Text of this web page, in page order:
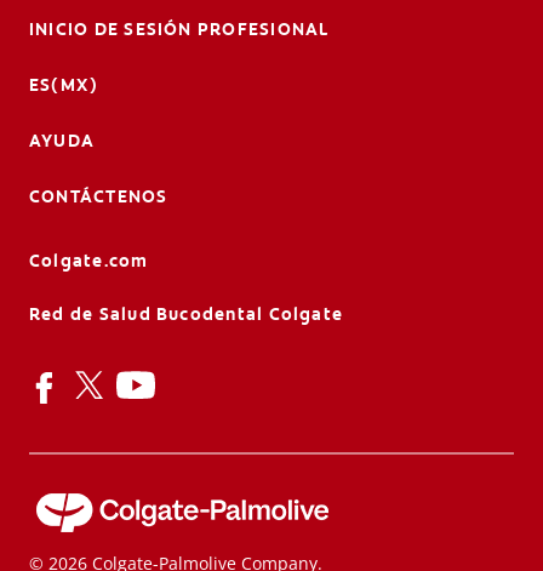
INICIO DE SESIÓN PROFESIONAL
ES(MX)
AYUDA
CONTÁCTENOS
Colgate.com
Red de Salud Bucodental Colgate
© 2026 Colgate-Palmolive Company.